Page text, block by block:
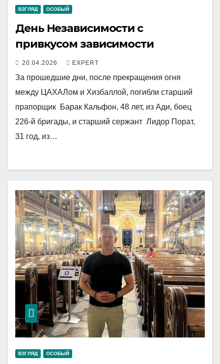
ВЗГЛЯД ОСОБЫЙ
День Независимости с
привкусом зависимости
20.04.2026 EXPERT
За прошедшие дни, после прекращения огня
между ЦАХАЛом и Хизбаллой, погибли старший
прапорщик Барак Кальфон, 48 лет, из Ади, боец
226-й бригады, и старший сержант Лидор Порат,
31 год, из…
ВЗГЛЯД ОСОБЫЙ